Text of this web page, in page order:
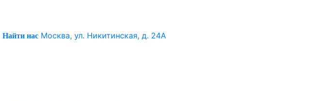
Найти нас Москва, ул. Никитинская, д. 24А